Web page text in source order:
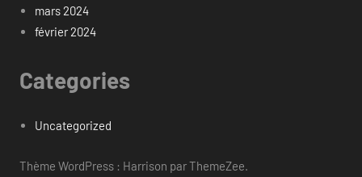
mars 2024
février 2024
Categories
Uncategorized
Thème WordPress : Harrison par ThemeZee.